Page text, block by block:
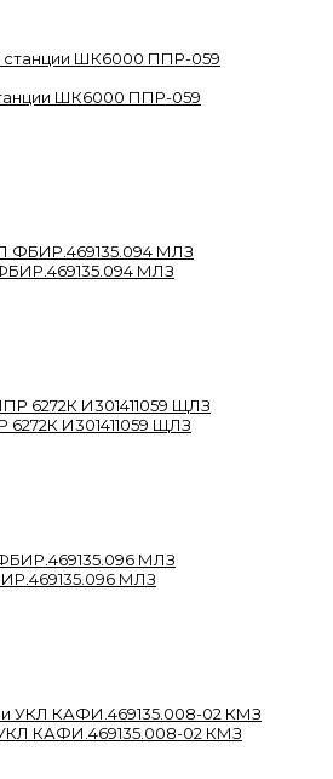
ШК6000 ППР-059
МЛЗ
И301411059 ЩЛЗ
МЛЗ
КАФИ.469135.008-02 КМЗ